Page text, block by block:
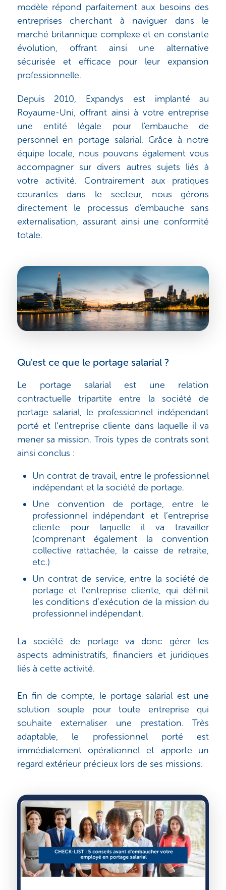
modèle répond parfaitement aux besoins des
entreprises cherchant à naviguer dans le
marché britannique complexe et en constante
évolution, offrant ainsi une alternative
sécurisée et efficace pour leur expansion
professionnelle.
Depuis 2010, Expandys est implanté au
Royaume-Uni, offrant ainsi à votre entreprise
une entité légale pour l'embauche de
personnel en portage salarial. Grâce à notre
équipe locale, nous pouvons également vous
accompagner sur divers autres sujets liés à
votre activité. Contrairement aux pratiques
courantes dans le secteur, nous gérons
directement le processus d'embauche sans
externalisation, assurant ainsi une conformité
totale.
Qu'est ce que le portage salarial ?
Le portage salarial est une relation
contractuelle tripartite entre la société de
portage salarial, le professionnel indépendant
porté et l’entreprise cliente dans laquelle il va
mener sa mission. Trois types de contrats sont
ainsi conclus :
Un contrat de travail, entre le professionnel
indépendant et la société de portage.
Une convention de portage, entre le
professionnel indépendant et l’entreprise
cliente pour laquelle il va travailler
(comprenant également la convention
collective rattachée, la caisse de retraite,
etc.)
Un contrat de service, entre la société de
portage et l’entreprise cliente, qui définit
les conditions d’exécution de la mission du
professionnel indépendant.
La société de portage va donc gérer les
aspects administratifs, financiers et juridiques
liés à cette activité.
En fin de compte, le portage salarial est une
solution souple pour toute entreprise qui
souhaite externaliser une prestation. Très
adaptable, le professionnel porté est
immédiatement opérationnel et apporte un
regard extérieur précieux lors de ses missions.